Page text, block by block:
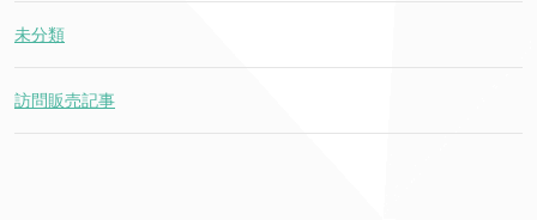
未分類
訪問販売記事